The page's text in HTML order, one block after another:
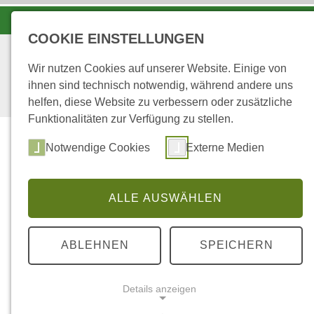
Wald
STARTSEITE ... FÜR GEWERBETREIBENDE
Für
COOKIE EINSTELLUNGEN
Wir nutzen Cookies auf unserer Website. Einige von
ihnen sind technisch notwendig, während andere uns
helfen, diese Website zu verbessern oder zusätzliche
Funktionalitäten zur Verfügung zu stellen.
Notwendige Cookies Externe Medien
ALLE AUSWÄHLEN
ABLEHNEN SPEICHERN
Details anzeigen